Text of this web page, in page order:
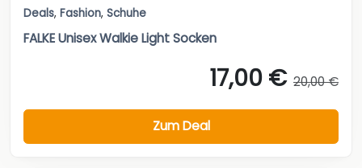
Deals, Fashion, Schuhe
FALKE Unisex Walkie Light Socken
17,00 € 20,00 €
Zum Deal